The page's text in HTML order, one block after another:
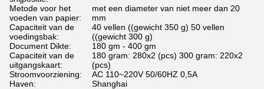
Metode voor het
voeden van papier:
met een diameter van niet meer dan 20
mm
Capaciteit van de
voedingsbak:
40 vellen ((gewicht 350 g) 50 vellen
((gewicht 300 g)
Document Dikte:
180 gm - 400 gm
Capaciteit van de
uitgangskaart:
180 gram: 280x2 (pcs) 300 gram: 220x2
(pcs)
Stroomvoorziening:
AC 110~220V 50/60HZ 0,5A
Haven:
Shanghai